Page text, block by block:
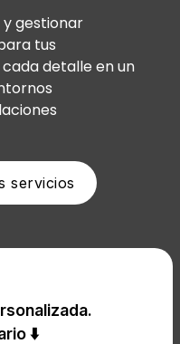
y gestionar
tus
detalle en un
servicios
⬇️